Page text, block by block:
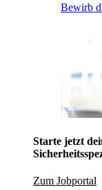
Bewirb
Starte jetzt
Zum Jobportal